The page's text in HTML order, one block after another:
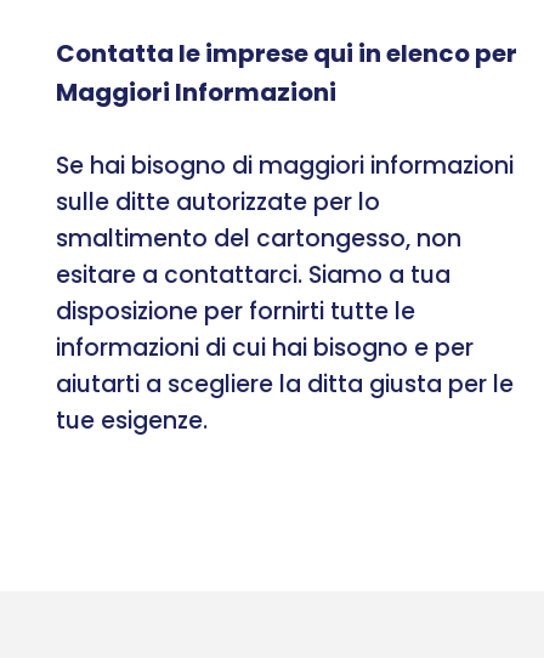
Contatta le imprese qui in elenco per
Maggiori Informazioni
Se hai bisogno di maggiori informazioni
sulle ditte autorizzate per lo
smaltimento del cartongesso, non
esitare a contattarci. Siamo a tua
disposizione per fornirti tutte le
informazioni di cui hai bisogno e per
aiutarti a scegliere la ditta giusta per le
tue esigenze.